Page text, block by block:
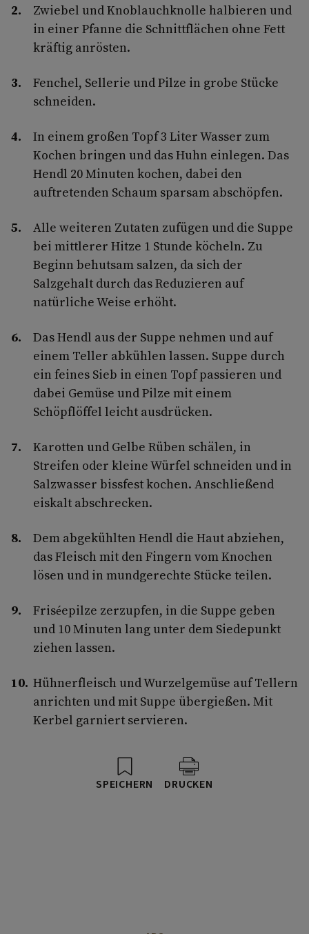
Zwiebel und Knoblauchknolle halbieren und
in einer Pfanne die Schnittflächen ohne Fett
kräftig anrösten.
Fenchel, Sellerie und Pilze in grobe Stücke
schneiden.
In einem großen Topf 3 Liter Wasser zum
Kochen bringen und das Huhn einlegen. Das
Hendl 20 Minuten kochen, dabei den
auftretenden Schaum sparsam abschöpfen.
Alle weiteren Zutaten zufügen und die Suppe
bei mittlerer Hitze 1 Stunde köcheln. Zu
Beginn behutsam salzen, da sich der
Salzgehalt durch das Reduzieren auf
natürliche Weise erhöht.
Das Hendl aus der Suppe nehmen und auf
einem Teller abkühlen lassen. Suppe durch
ein feines Sieb in einen Topf passieren und
dabei Gemüse und Pilze mit einem
Schöpflöffel leicht ausdrücken.
Karotten und Gelbe Rüben schälen, in
Streifen oder kleine Würfel schneiden und in
Salzwasser bissfest kochen. Anschließend
eiskalt abschrecken.
Dem abgekühlten Hendl die Haut abziehen,
das Fleisch mit den Fingern vom Knochen
lösen und in mundgerechte Stücke teilen.
Friséepilze zerzupfen, in die Suppe geben
und 10 Minuten lang unter dem Siedepunkt
ziehen lassen.
Hühnerfleisch und Wurzelgemüse auf Tellern
anrichten und mit Suppe übergießen. Mit
Kerbel garniert servieren.
SPEICHERN DRUCKEN